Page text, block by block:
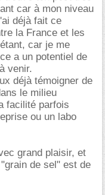
car à mon niveau
déjà fait ce
la France et les
car je me
a un potentiel de
venir.
déjà témoigner de
le milieu
facilité parfois
ou un labo
grand plaisir, et
de sel" est de